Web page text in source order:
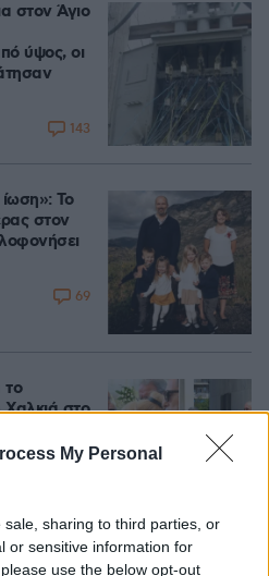
My Personal
sharing to third parties, or
or sensitive information for
use the below opt-out
στον Άγιο
ύψος, οι
143
ίωση»: Το
στον
69
το
Χαλκιά στο